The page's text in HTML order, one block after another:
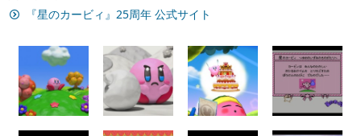
『星のカービィ』25周年 公式サイト